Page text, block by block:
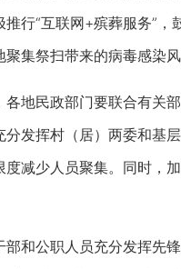
行“互联网+殡葬服务”
集祭扫带来的病毒感染风
民政部门要联合有关
发挥村（居）两委和基
减少人员聚集。同时，
公职人员充分发挥先